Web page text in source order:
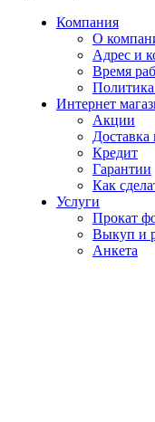
Компания
О
Адрес и
Время
Интернет
Акции
Доставка
Кредит
Гарантии
Как
Услуги
Прокат
Выкуп и
Анкета